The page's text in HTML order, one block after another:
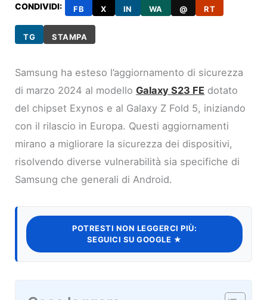
CONDIVIDI: FB X IN WA @ RT
TG STAMPA
Samsung ha esteso l’aggiornamento di sicurezza
di marzo 2024 al modelloGalaxy S23 FE dotato
del chipset Exynos e al Galaxy Z Fold 5, iniziando
con il rilascio in Europa. Questi aggiornamenti
mirano a migliorare la sicurezza dei dispositivi,
risolvendo diverse vulnerabilità sia specifiche di
Samsung che generali di Android.
POTRESTI NON LEGGERCI PIÙ:
SEGUICI SU GOOGLE ★